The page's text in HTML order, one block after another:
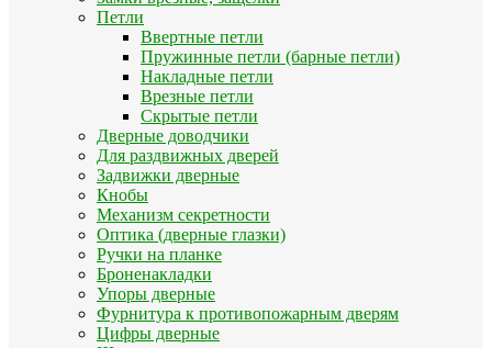
Петли
Ввертные петли
Пружинные петли (барные петли)
Накладные петли
Врезные петли
Скрытые петли
Дверные доводчики
Для раздвижных дверей
Задвижки дверные
Кнобы
Механизм секретности
Оптика (дверные глазки)
Ручки на планке
Броненакладки
Упоры дверные
Фурнитура к противопожарным дверям
Цифры дверные